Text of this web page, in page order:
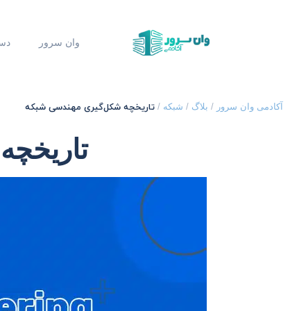
وان سرور
آکادمی وان سرور / بلاگ / شبکه / تاریخچه شکل‌گیری مهندسی شبکه